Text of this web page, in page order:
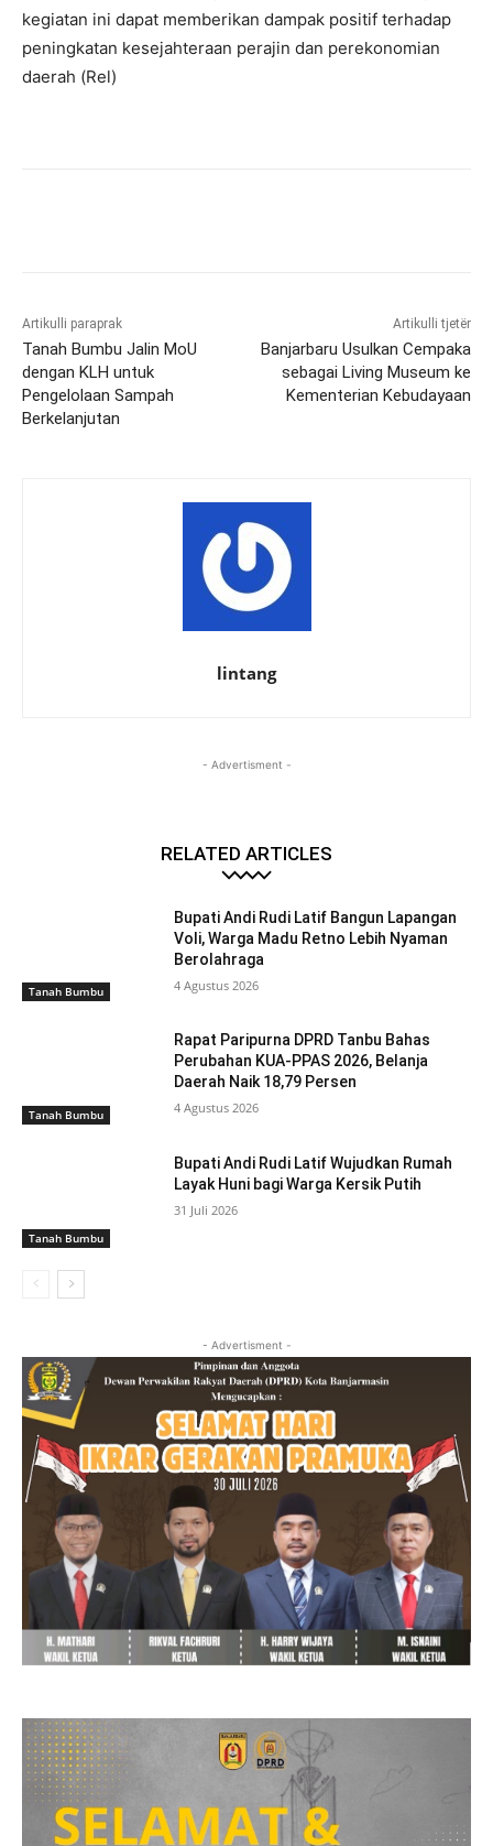
kegiatan ini dapat memberikan dampak positif terhadap
peningkatan kesejahteraan perajin dan perekonomian
daerah (Rel)
Artikulli paraprak
Tanah Bumbu Jalin MoU
dengan KLH untuk
Pengelolaan Sampah
Berkelanjutan
Artikulli tjetër
Banjarbaru Usulkan Cempaka
sebagai Living Museum ke
Kementerian Kebudayaan
lintang
- Advertisment -
RELATED ARTICLES
Tanah Bumbu
Bupati Andi Rudi Latif Bangun Lapangan
Voli, Warga Madu Retno Lebih Nyaman
Berolahraga
4 Agustus 2026
Tanah Bumbu
Rapat Paripurna DPRD Tanbu Bahas
Perubahan KUA-PPAS 2026, Belanja
Daerah Naik 18,79 Persen
4 Agustus 2026
Tanah Bumbu
Bupati Andi Rudi Latif Wujudkan Rumah
Layak Huni bagi Warga Kersik Putih
31 Juli 2026
- Advertisment -